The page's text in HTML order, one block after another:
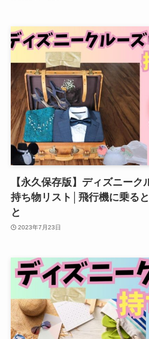
【永久保存版】ディズニー
持ち物リスト│飛行機に乗る
と
2023年7月23日